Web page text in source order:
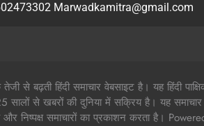
Marwadkamitra@gmail.com
से बढ़ती हिंदी समाचार वेबसाइट है। यह हिंदी
सालों से खबरों की दुनिया में सक्रिय है। यह समाचार
और निष्पक्ष समाचारों का प्रकाशन करता है।